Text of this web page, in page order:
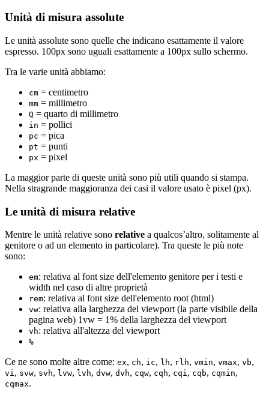
Unità di misura assolute
Le unità assolute sono quelle che indicano esattamente il valore
espresso. 100px sono uguali esattamente a 100px sullo schermo.
Tra le varie unità abbiamo:
cm = centimetro
mm = millimetro
Q = quarto di millimetro
in = pollici
pc = pica
pt = punti
px = pixel
La maggior parte di queste unità sono più utili quando si stampa.
Nella stragrande maggioranza dei casi il valore usato è pixel (px).
Le unità di misura relative
Mentre le unità relative sono relative a qualcos’altro, solitamente al
genitore o ad un elemento in particolare). Tra queste le più note
sono:
em: relativa al font size dell'elemento genitore per i testi e
width nel caso di altre proprietà
rem: relativa al font size dell'elemento root (html)
vw: relativa alla larghezza del viewport (la parte visibile della
pagina web) 1vw = 1% della larghezza del viewport
vh: relativa all'altezza del viewport
%
Ce ne sono molte altre come: ex, ch, ic, lh, rlh, vmin, vmax, vb,
vi, svw, svh, lvw, lvh, dvw, dvh, cqw, cqh, cqi, cqb, cqmin,
cqmax.